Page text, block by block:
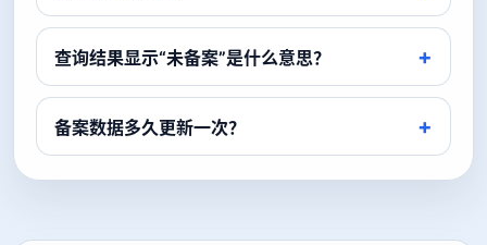
查询结果显示“未备案”是什么意思？
备案数据多久更新一次？